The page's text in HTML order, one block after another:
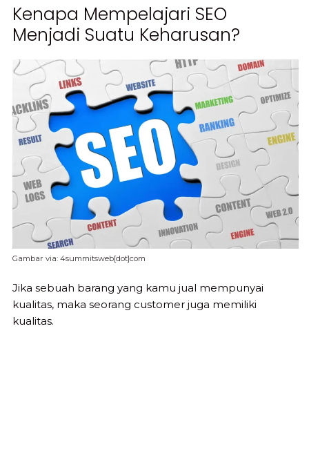
Kenapa Mempelajari SEO
Menjadi Suatu Keharusan?
Gambar via: 4summitsweb[dot]com
Jika sebuah barang yang kamu jual mempunyai
kualitas, maka seorang customer juga memiliki
kualitas.